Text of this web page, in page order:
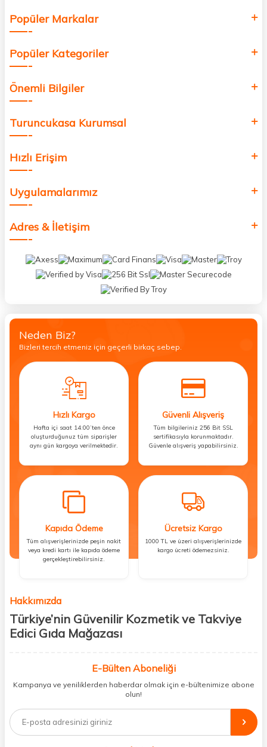
Popüler Markalar
Popüler Kategoriler
Önemli Bilgiler
Turuncukasa Kurumsal
Hızlı Erişim
Uygulamalarımız
Adres & İletişim
Neden Biz?
Bizleri tercih etmeniz için geçerli birkaç sebep.
Hızlı Kargo
Hafta içi saat 14:00’ten önce
oluşturduğunuz tüm siparişler
aynı gün kargoya verilmektedir.
Güvenli Alışveriş
Tüm bilgileriniz 256 Bit SSL
sertifikasıyla korunmaktadır.
Güvenle alışveriş yapabilirsiniz.
Kapıda Ödeme
Tüm alışverişlerinizde peşin nakit
veya kredi kartı ile kapıda ödeme
gerçekleştirebilirsiniz.
Ücretsiz Kargo
1000 TL ve üzeri alışverişlerinizde
kargo ücreti ödemezsiniz.
Hakkımızda
Türkiye’nin Güvenilir Kozmetik ve Takviye
Edici Gıda Mağazası
kişisel bakım hem de takviye edici gıda ürünlerini sizlerle
buluşturuyoruz. Artık mağaza mağaza dolaşmanıza gerek yok;
ihtiyacınız olan her şeyi tek bir çatı altında topluyor ve kapınıza kadar
%100 orijinal kozmetik ve sağlık ürünleriyle güzelliğinizi tamamlayabilir,
vücudunuzu desteklemek için güvenilir takviye edici gıdalara
E-Bülten Aboneliği
Kampanya ve yeniliklerden haberdar olmak için e-bültenimize abone
olun!